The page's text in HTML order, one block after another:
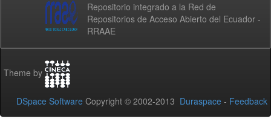
Repositorio integrado a la Red de
Repositorios de Acceso Abierto del Ecuador -
RRAAE
Theme by
DSpace Software Copyright © 2002-2013 Duraspace - Feedback